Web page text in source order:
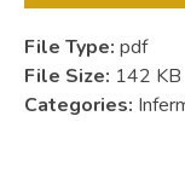
File Type: pdf
File Size: 142 KB
Categories: